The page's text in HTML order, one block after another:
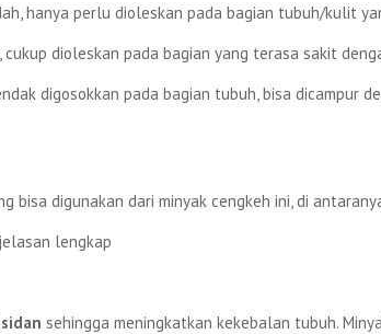
hanya perlu dioleskan pada bagian tubuh/kulit
dioleskan pada bagian yang terasa sakit
digosokkan pada bagian tubuh, bisa
bisa digunakan dari minyak cengkeh ini, di
lengkap
sehingga meningkatkan kekebalan tubuh.